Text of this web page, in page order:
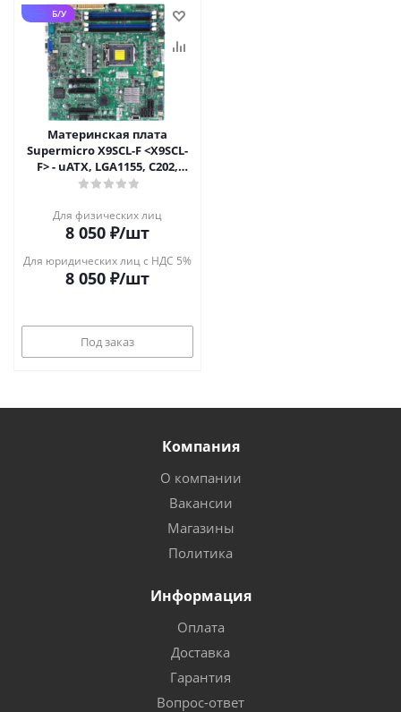
Б/У
Материнская плата
Supermicro X9SCL-F <X9SCL-
F> - uATX, LGA1155, C202,
DDR3 ECC UDIMM, 2xGbE,
Для физических лиц
8 050 ₽/шт
Для юридических лиц с НДС 5%
8 050 ₽/шт
Под заказ
Компания
О компании
Вакансии
Магазины
Политика
Информация
Оплата
Доставка
Гарантия
Вопрос-ответ